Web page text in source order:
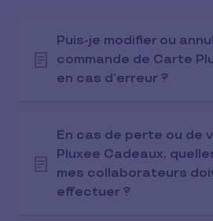
Puis-je modifier ou
commande de Carte
en cas d’erreur ?
En cas de perte ou de
Pluxee Cadeaux,
mes collaborateurs
effectuer ?